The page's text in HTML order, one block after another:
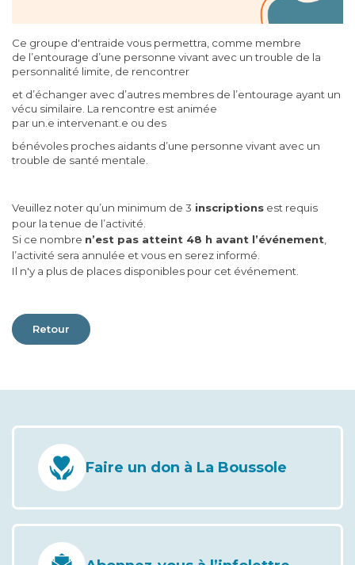
Ce groupe d'entraide vous permettra, comme membre
de l’entourage d’une personne vivant avec un trouble de la
personnalité limite, de rencontrer
et d’échanger avec d’autres membres de l’entourage ayant un
vécu similaire. La rencontre est animée
par un.e intervenant.e ou des
bénévoles proches aidants d’une personne vivant avec un
trouble de santé mentale.
Veuillez noter qu’un minimum de 3 inscriptions est requis
pour la tenue de l’activité.
Si ce nombre n’est pas atteint 48 h avant l’événement,
l’activité sera annulée et vous en serez informé.
Il n'y a plus de places disponibles pour cet événement.
Retour
Faire un don à La Boussole